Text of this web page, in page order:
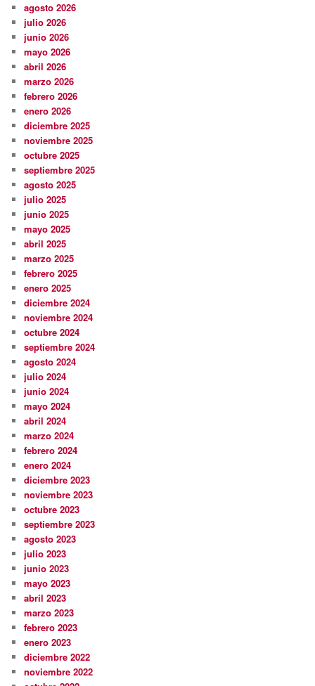
agosto 2026
julio 2026
junio 2026
mayo 2026
abril 2026
marzo 2026
febrero 2026
enero 2026
diciembre 2025
noviembre 2025
octubre 2025
septiembre 2025
agosto 2025
julio 2025
junio 2025
mayo 2025
abril 2025
marzo 2025
febrero 2025
enero 2025
diciembre 2024
noviembre 2024
octubre 2024
septiembre 2024
agosto 2024
julio 2024
junio 2024
mayo 2024
abril 2024
marzo 2024
febrero 2024
enero 2024
diciembre 2023
noviembre 2023
octubre 2023
septiembre 2023
agosto 2023
julio 2023
junio 2023
mayo 2023
abril 2023
marzo 2023
febrero 2023
enero 2023
diciembre 2022
noviembre 2022